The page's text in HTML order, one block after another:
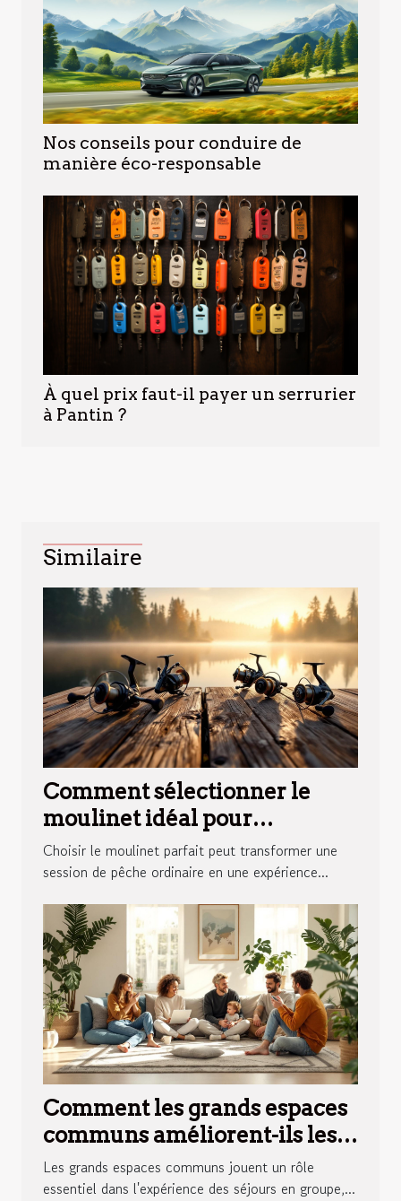
Nos conseils pour conduire de
manière éco-responsable
À quel prix faut-il payer un serrurier
à Pantin ?
Similaire
Comment sélectionner le
moulinet idéal pour
différentes techniques de
pêche ?
Choisir le moulinet parfait peut transformer une
session de pêche ordinaire en une expérience...
Comment les grands espaces
communs améliorent-ils les
séjours en groupe ?
Les grands espaces communs jouent un rôle
essentiel dans l'expérience des séjours en groupe,...